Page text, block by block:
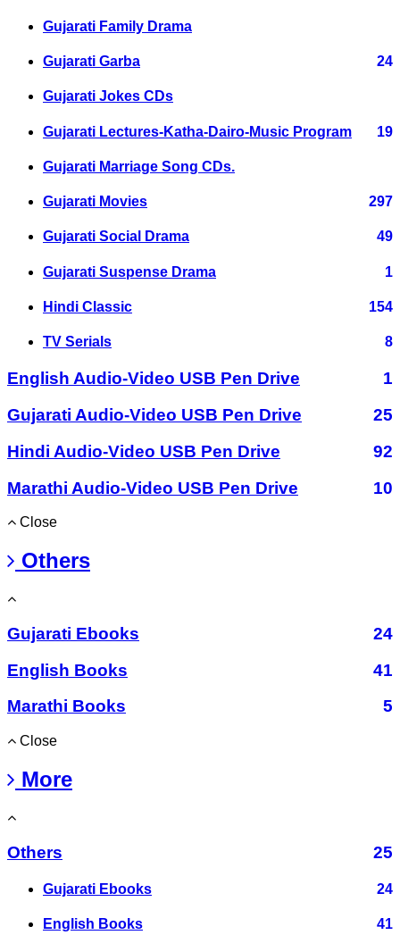
Gujarati Family Drama
Gujarati Garba 24
Gujarati Jokes CDs
Gujarati Lectures-Katha-Dairo-Music Program 19
Gujarati Marriage Song CDs.
Gujarati Movies 297
Gujarati Social Drama 49
Gujarati Suspense Drama 1
Hindi Classic 154
TV Serials 8
English Audio-Video USB Pen Drive
1
Gujarati Audio-Video USB Pen Drive
25
Hindi Audio-Video USB Pen Drive
92
Marathi Audio-Video USB Pen Drive
10
Close
Others
Gujarati Ebooks
24
English Books
41
Marathi Books
5
Close
More
Others 25
Gujarati Ebooks 24
English Books 41